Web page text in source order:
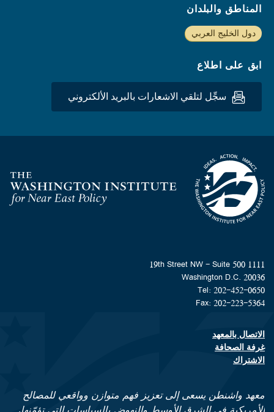
المناطق والبلدان
دول الخليج العربي
ابق على اطلاع
سجِّل لتلقي الاشعارات بالبريد الألكتروني
Homepage
1111 19th Street NW - Suite 500
Washington D.C. 20036
Tel: 202-452-0650
Fax: 202-223-5364
Footer contact links
الاتصال بالمعهد
غرفة الصحافة
الاشتراك
معهد واشنطن يسعى إلى تعزيز فهم متوازن وواقعي للمصالح